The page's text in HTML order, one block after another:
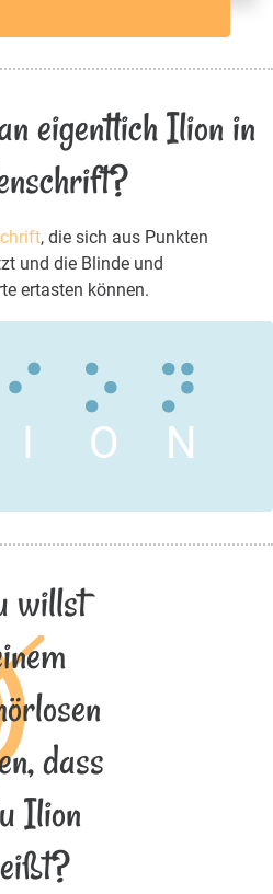
eigentlich Ilion in
, die sich aus Punkten
und die Blinde und
ertasten können.
I O N
willst
dass
Ilion